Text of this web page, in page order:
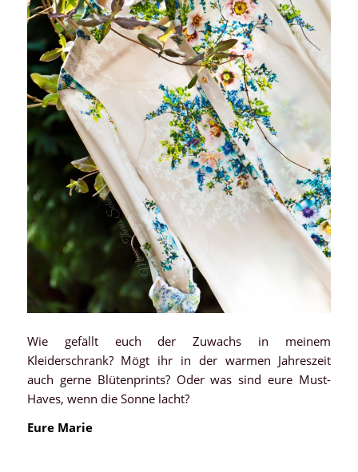
Wie gefällt euch der Zuwachs in meinem
Kleiderschrank? Mögt ihr in der warmen Jahreszeit
auch gerne Blütenprints? Oder was sind eure Must-
Haves, wenn die Sonne lacht?
Eure Marie